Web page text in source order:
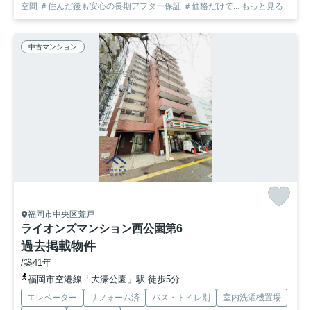
空間 ＃住んだ後も安心の長期アフター保証 ＃価格だけで... もっと見る
中古マンション
福岡市中央区荒戸
ライオンズマンション西公園第6
過去掲載物件
/築41年
福岡市空港線「大濠公園」駅 徒歩5分
エレベーター リフォーム済 バス・トイレ別 室内洗濯機置場